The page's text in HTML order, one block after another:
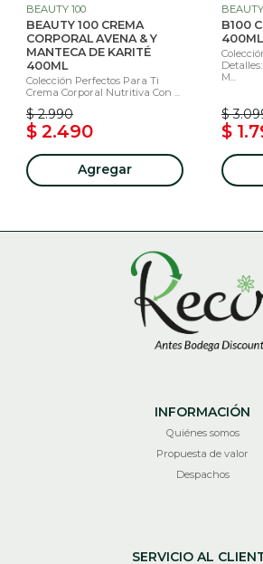
BEAUTY 100
BEAUTY 100 CREMA
CORPORAL AVENA & Y
MANTECA DE KARITÉ
400ML
Colección Perfectos Para Ti
Crema Corporal Nutritiva Con ...
$ 2.990
$ 2.490
Agregar
B100
400ML
M...
$
$
INFORMACIÓN
Quiénes somos
Propuesta de valor
Despachos
SERVICIO AL